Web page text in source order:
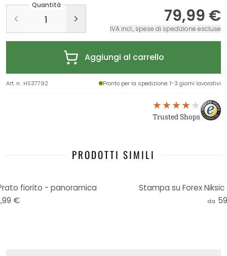
Quantità
79,99 €
IVA incl., spese di spedizione escluse
Aggiungi al carrello
Art. n.: HS37792 Pronto per la spedizione: 1-3 giorni lavorativi
Trusted Shops
PRODOTTI SIMILI
fiorito - panoramica
€
Stampa su Forex
da